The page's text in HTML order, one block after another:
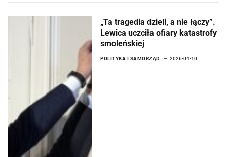
„Ta tragedia dzieli, a nie łączy”.
Lewica uczciła ofiary katastrofy
smoleńskiej
POLITYKA I SAMORZĄD 2026-04-10